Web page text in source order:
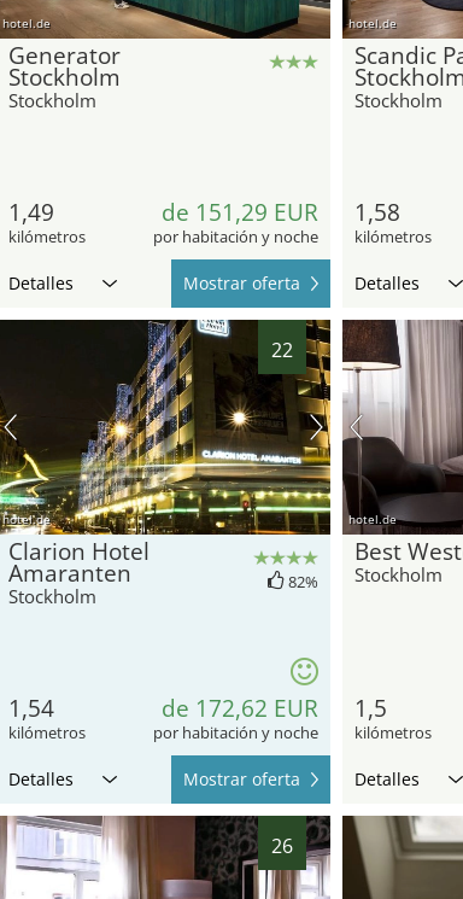
hotel.de
Generator
Stockholm
Stockholm
1,49
kilómetros
de 151,29 EUR
por habitación y noche
Detalles Mostrar oferta
hotel.de
Scandic
Stockholm
Stockholm
1,58
kilómetros
Detalles
22
hotel.de
Clarion Hotel
Amaranten
Stockholm
82%
1,54
kilómetros
de 172,62 EUR
por habitación y noche
Detalles Mostrar oferta
hotel.de
Best
Stockholm
1,5
kilómetros
Detalles
26